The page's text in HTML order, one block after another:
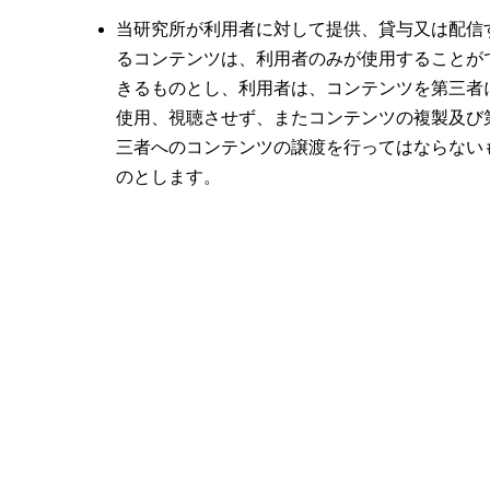
当研究所が利用者に対して提供、貸与又は配信
るコンテンツは、利用者のみが使用することが
きるものとし、利用者は、コンテンツを第三者
使用、視聴させず、またコンテンツの複製及び
三者へのコンテンツの譲渡を行ってはならない
のとします。